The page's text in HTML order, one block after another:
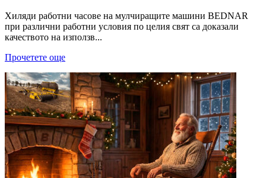
Хиляди работни часове на мулчиращите машини BEDNAR
при различни работни условия по целия свят са доказали
качеството на използв...
Прочетете още